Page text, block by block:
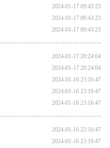
2024-01-17 09:43:23
2024-01-17 09:43:23
2024-01-17 09:43:23
2024-01-17 20:24:04
2024-01-17 20:24:04
2024-01-16 23:16:47
2024-01-16 23:16:47
2024-01-16 23:16:47
2024-01-16 23:16:47
2024-01-16 23:16:47